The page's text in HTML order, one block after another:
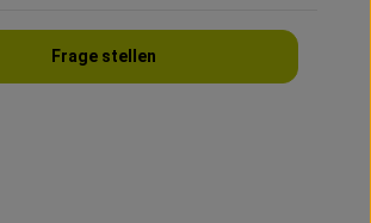
Frage stellen